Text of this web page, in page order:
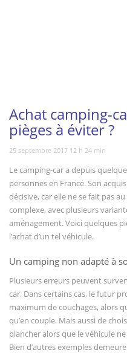
Achat camping-
pièges à éviter ?
25 septembre 2017 12 h 24 min
Le camping-car a depuis
personnes en France. Son
décisive, car elle ne se fait pas
complexe, avec plusieurs
aménagement. Voici quelques
l’achat d’un tel véhicule.
Un camping non adapté à
Plusieurs erreurs peuvent
car. Dans certains cas, le futur
maximum de couchages, alors
qu’en couple. Mais aussi de
plancher alors que le véhicule
Bien d’autres exemples